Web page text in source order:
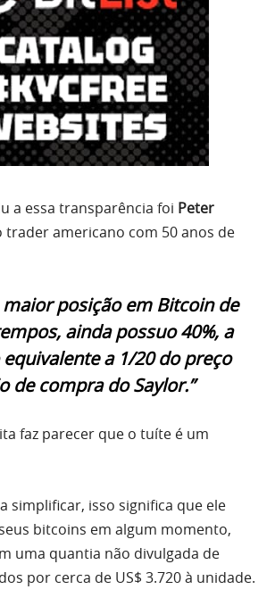
a essa transparência foi Peter
trader americano com 50 anos de
maior posição em Bitcoin de
ainda possuo 40%, a
a 1/20 do preço
de compra do Saylor.”
faz parecer que o tuíte é um
simplificar, isso significa que ele
bitcoins em algum momento,
uma quantia não divulgada de
por cerca de US$ 3.720 à unidade.